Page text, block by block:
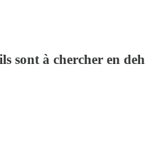
sont à chercher en